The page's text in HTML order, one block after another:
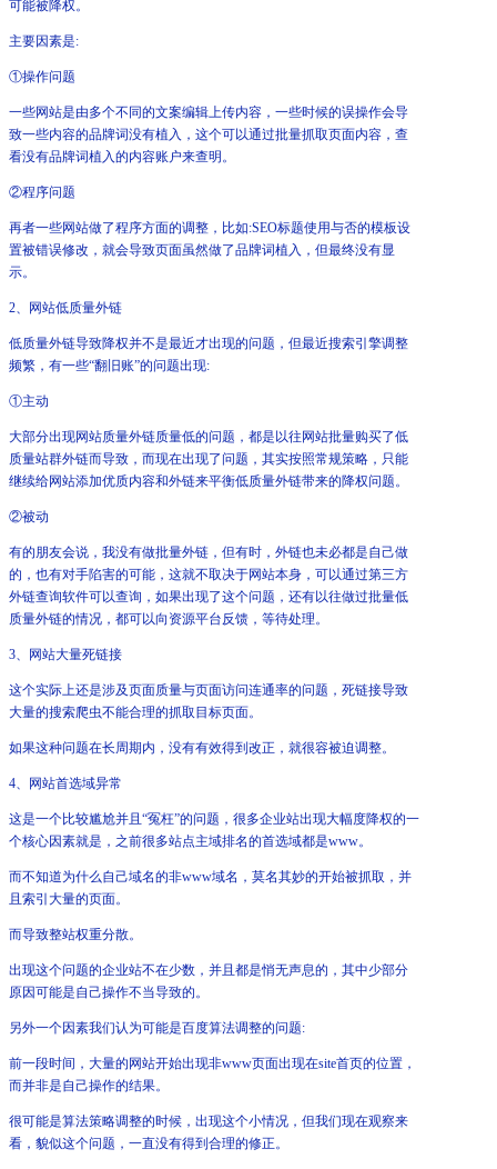
可能被降权。
主要因素是:
①操作问题
一些网站是由多个不同的文案编辑上传内容，一些时候的误操作会导
致一些内容的品牌词没有植入，这个可以通过批量抓取页面内容，查
看没有品牌词植入的内容账户来查明。
②程序问题
再者一些网站做了程序方面的调整，比如:SEO标题使用与否的模板设
置被错误修改，就会导致页面虽然做了品牌词植入，但最终没有显
示。
2、网站低质量外链
低质量外链导致降权并不是最近才出现的问题，但最近搜索引擎调整
频繁，有一些“翻旧账”的问题出现:
①主动
大部分出现网站质量外链质量低的问题，都是以往网站批量购买了低
质量站群外链而导致，而现在出现了问题，其实按照常规策略，只能
继续给网站添加优质内容和外链来平衡低质量外链带来的降权问题。
②被动
有的朋友会说，我没有做批量外链，但有时，外链也未必都是自己做
的，也有对手陷害的可能，这就不取决于网站本身，可以通过第三方
外链查询软件可以查询，如果出现了这个问题，还有以往做过批量低
质量外链的情况，都可以向资源平台反馈，等待处理。
3、网站大量死链接
这个实际上还是涉及页面质量与页面访问连通率的问题，死链接导致
大量的搜索爬虫不能合理的抓取目标页面。
如果这种问题在长周期内，没有有效得到改正，就很容被迫调整。
4、网站首选域异常
这是一个比较尴尬并且“冤枉”的问题，很多企业站出现大幅度降权的一
个核心因素就是，之前很多站点主域排名的首选域都是www。
而不知道为什么自己域名的非www域名，莫名其妙的开始被抓取，并
且索引大量的页面。
而导致整站权重分散。
出现这个问题的企业站不在少数，并且都是悄无声息的，其中少部分
原因可能是自己操作不当导致的。
另外一个因素我们认为可能是百度算法调整的问题:
前一段时间，大量的网站开始出现非www页面出现在site首页的位置，
而并非是自己操作的结果。
很可能是算法策略调整的时候，出现这个小情况，但我们现在观察来
看，貌似这个问题，一直没有得到合理的修正。